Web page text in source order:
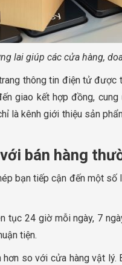
lai giúp các cửa hàng,
thông tin điện tử được
giao kết hợp đồng,
kênh giới thiệu sản
bán hàng
bạn tiếp cận đến một
24 giờ mỗi ngày, 7
tiện.
so với cửa hàng vật